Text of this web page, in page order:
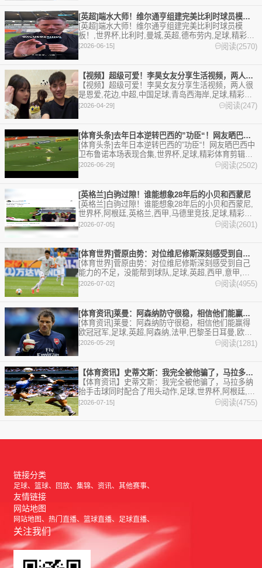
[英超]端水大师！维尔通亨组建完美比利时球员模板！
[英超]端水大师！维尔通亨组建完美比利时球员模
板！,世界杯,比利时,曼城,英超,德布劳内,足球,精彩体
育剪辑视频在线播放。本站提供最全的篮球视频足球
视频,集锦,录像。
[2026-06-15] 阅读(2570)
【视频】超级可爱！李昊女友分享生活视频，两人很是恩爱
【视频】超级可爱！李昊女友分享生活视频，两人很
是恩爱,花边,中超,中国足球,青岛西海岸,足球,精彩体
育剪辑视频在线播放。本站提供最全的篮球视频足球
[2026-04-29] 阅读(247)
[体育头条]去年日本逆转巴西的”功臣“！网友晒巴西中卫布鲁诺
[体育头条]去年日本逆转巴西的”功臣“！网友晒巴西中
卫布鲁诺本场表现合集,世界杯,足球,精彩体育剪辑视
频在线播放。本站提供最全的篮球视频足球视频,集
锦,录像。
[2026-06-29] 阅读(2502)
[英格兰]白驹过隙！谁能想象28年后的小贝和西蒙尼
[英格兰]白驹过隙！谁能想象28年后的小贝和西蒙尼,
世界杯,阿根廷,英格兰,西甲,马德里竞技,足球,精彩体
育剪辑视频在线播放。本站提供最全的篮球视频足球
视频,集锦,录像。
[2026-07-05] 阅读(2601)
[体育世界]菅原由势：对位维尼修斯深刻感受到自己能力的不足，
[体育世界]菅原由势：对位维尼修斯深刻感受到自己
能力的不足，没能帮到球队,足球,英超,西甲,意甲,德
甲,法甲,五洲,国家队,世界杯,巴西,日本,皇家马德里。
欢迎收藏本站，24小时为你更新最新的足球，篮球体
[2026-07-02] 阅读(4955)
[体育资讯]莱曼：阿森纳防守很稳，相信他们能赢得欧冠冠军
[体育资讯]莱曼：阿森纳防守很稳，相信他们能赢得
欧冠冠军,足球,英超,阿森纳,法甲,巴黎圣日耳曼,欧
冠。欢迎收藏本站，24小时为你更新最新的足球，篮
球体育资讯。
[2026-05-29] 阅读(1281)
【体育资讯】史蒂文斯：我完全被他骗了，马拉多纳抬手击球同时配
【体育资讯】史蒂文斯：我完全被他骗了，马拉多纳
抬手击球同时配合了甩头动作,足球,世界杯,阿根廷,英
格兰。欢迎收藏本站，24小时为你更新最新的足球，
篮球体育资讯。
[2026-07-15] 阅读(4755)
链接分类
足球 篮球 回放 集锦 资讯 其他赛事
友情链接
网站地图
网站地图 热门直播 篮球直播 足球直播
关注我们